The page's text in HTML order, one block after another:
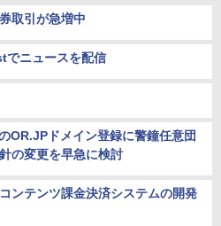
取引が急増中
ニュースを配信
OR.JPドメイン登録に警鐘任意団
の変更を早急に検討
ンテンツ課金決済システムの開発